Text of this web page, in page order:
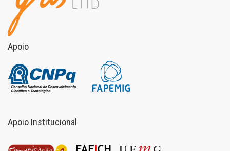
Apoio
Apoio Institucional